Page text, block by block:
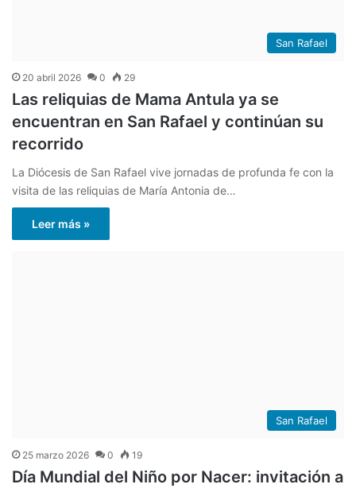
San Rafael
20 abril 2026 0 29
Las reliquias de Mama Antula ya se
encuentran en San Rafael y continúan su
recorrido
La Diócesis de San Rafael vive jornadas de profunda fe con la
visita de las reliquias de María Antonia de…
Leer más »
San Rafael
25 marzo 2026 0 19
Día Mundial del Niño por Nacer: invitación a